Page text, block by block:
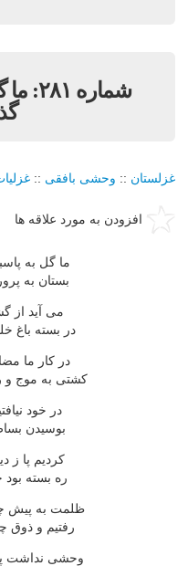
غزلستان :: وحشی بافقی ::
افزودن به مورد علاقه ها
ما گل به
بستان به
مى آيد از
در بسته باغ
در کار ما
کشتى به موج و
در خود
بوسيدن
کرديم پا ز
ره بسته بود
ظلمت به پيش
رفتيم و ذوق
وحشى نداشت